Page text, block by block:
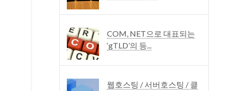
COM, NET으로 대표되는
‘gTLD’의 등...
웹호스팅 / 서버호스팅 / 클